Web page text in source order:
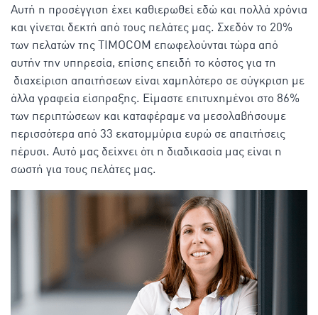
Αυτή η προσέγγιση έχει καθιερωθεί εδώ και πολλά χρόνια
και γίνεται δεκτή από τους πελάτες μας. Σχεδόν το 20%
των πελατών της TIMOCOM επωφελούνται τώρα από
αυτήν την υπηρεσία, επίσης επειδή το κόστος για τη
διαχείριση απαιτήσεων είναι χαμηλότερο σε σύγκριση με
άλλα γραφεία είσπραξης. Είμαστε επιτυχημένοι στο 86%
των περιπτώσεων και καταφέραμε να μεσολαβήσουμε
περισσότερα από 33 εκατομμύρια ευρώ σε απαιτήσεις
πέρυσι. Αυτό μας δείχνει ότι η διαδικασία μας είναι η
σωστή για τους πελάτες μας.